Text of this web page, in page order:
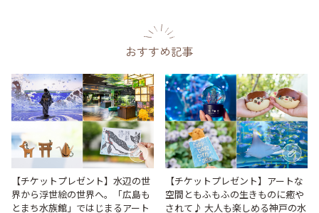
おすすめ記事
【チケットプレゼント】水辺の世
界から浮世絵の世界へ。「広島も
とまち水族館」ではじまるアート
【チケットプレゼント】アートな
空間ともふもふの生きものに癒や
されて♪ 大人も楽しめる神戸の水